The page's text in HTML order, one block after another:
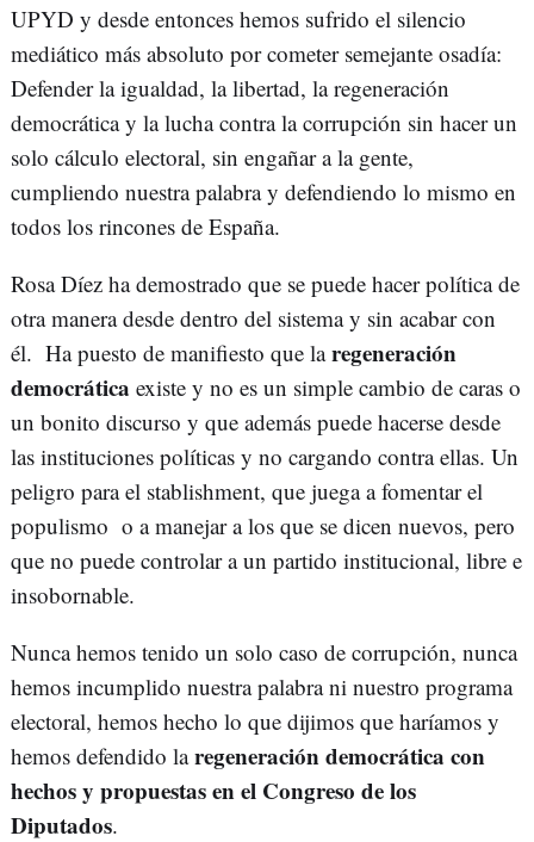
UPYD y desde entonces hemos sufrido el silencio
mediático más absoluto por cometer semejante osadía:
Defender la igualdad, la libertad, la regeneración
democrática y la lucha contra la corrupción sin hacer un
solo cálculo electoral, sin engañar a la gente,
cumpliendo nuestra palabra y defendiendo lo mismo en
todos los rincones de España.
Rosa Díez ha demostrado que se puede hacer política de
otra manera desde dentro del sistema y sin acabar con
él. Ha puesto de manifiesto que laregeneración
democrática existe y no es un simple cambio de caras o
un bonito discurso y que además puede hacerse desde
las instituciones políticas y no cargando contra ellas. Un
peligro para el stablishment, que juega a fomentar el
populismo o a manejar a los que se dicen nuevos, pero
que no puede controlar a un partido institucional, libre e
insobornable.
Nunca hemos tenido un solo caso de corrupción, nunca
hemos incumplido nuestra palabra ni nuestro programa
electoral, hemos hecho lo que dijimos que haríamos y
hemos defendido laregeneración democrática con
hechos y propuestas en el Congreso de los
Diputados.